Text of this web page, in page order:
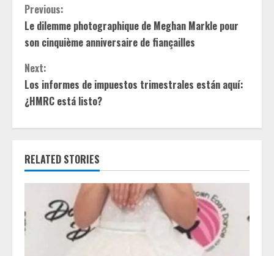
C
o
n
t
i
u
R
Previous:
Le dilemme photographique de Meghan Markle pour
son cinquième anniversaire de fiançailles
Next:
Los informes de impuestos trimestrales están aquí:
¿HMRC está listo?
RELATED STORIES